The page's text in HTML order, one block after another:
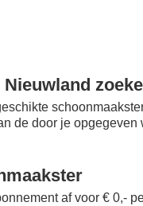
de door je
af voor € 0,-